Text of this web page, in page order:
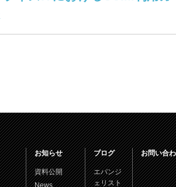
お知らせ
資料公開
News
ブログ
エバンジ
ェリスト
お問い合